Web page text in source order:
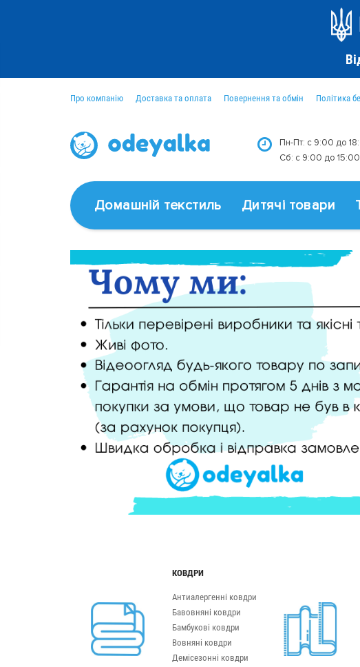
Про компанію Доставка та оплата Повернення та обмін Політика
Пн-Пт: с 9:00 до
Сб: c 9:00 до 15:00
Домашній текстиль Дитячі товари
КОВДРИ
Антиалергенні ковдри
Бавовняні ковдри
Бамбукові ковдри
Вовняні ковдри
Демісезонні ковдри